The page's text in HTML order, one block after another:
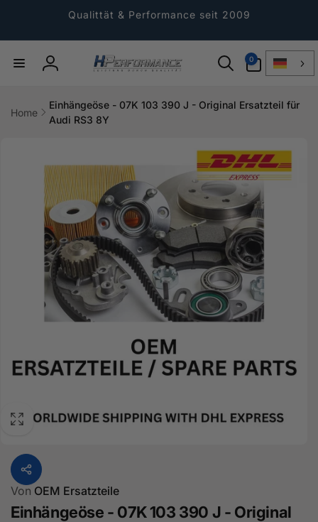
Qualittät & Performance seit 2009
Einloggen
0
Artikel
Home
Einhängeöse - 07K 103 390 J - Original Ersatzteil für
Audi RS3 8Y
Von OEM Ersatzteile
Einhängeöse - 07K 103 390 J - Original